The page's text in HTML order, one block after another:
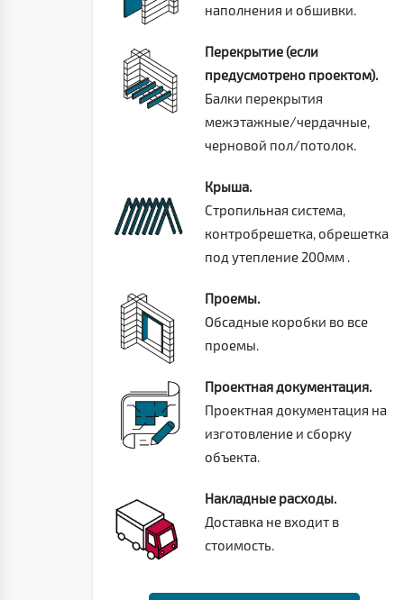
наполнения и обшивки.
Перекрытие (если
предусмотрено проектом).
Балки перекрытия
межэтажные/чердачные,
черновой пол/потолок.
Крыша.
Стропильная система,
контробрешетка, обрешетка
под утепление 200мм .
Проемы.
Обсадные коробки во все
проемы.
Проектная документация.
Проектная документация на
изготовление и сборку
объекта.
Накладные расходы.
Доставка не входит в
стоимость.